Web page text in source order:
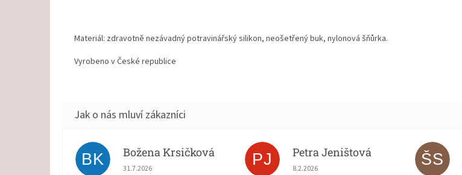
Materiál: zdravotně nezávadný potravinářský silikon, neošetřený buk, nylonová šňůrka.
Vyrobeno v České republice
BK Božena Krsičková
Hodnocení obchodu je 5 z 5 hvězdiček.
31.7.2026
PJ Petra Jeništová
Hodnocení obchodu je 5 z 5 hvězdiček.
8.2.2026
ŠS